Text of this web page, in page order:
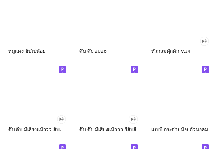
หมูแดง ฮิปโปน้อย ดึ๊บ ดึ๊บ 2026 หัวกลมดุ๊กดิ๊ก V.24
ดึ๊บ ดึ๊บ มีเสียงแน้ววว ยี่สิบสี่ แรบบี้ กระต่ายน้อยอ้วนกลม